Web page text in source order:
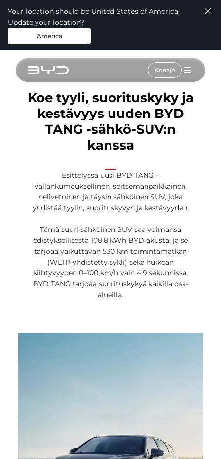
Your location should be United States of America.
Update your location?
America
Koeajo
Koe tyyli, suorituskyky ja
kestävyys uuden BYD
TANG -sähkö-SUV:n
kanssa
Esittelyssä uusi BYD TANG –
vallankumouksellinen, seitsemänpaikkainen,
nelivetoinen ja täysin sähköinen SUV, joka
yhdistää tyylin, suorituskyvyn ja kestävyyden.
Tämä suuri sähköinen SUV saa voimansa
edistyksellisestä 108,8 kWh BYD-akusta, ja se
tarjoaa vaikuttavan 530 km toimintamatkan
(WLTP-yhdistetty sykli) sekä huikean
kiihtyvyyden 0–100 km/h vain 4,9 sekunnissa.
BYD TANG tarjoaa suorituskykyä kaikilla osa-
alueilla.